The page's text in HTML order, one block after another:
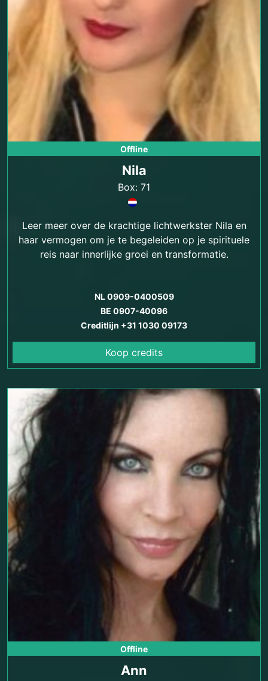
Offline
Nila
Box: 71
Leer meer over de krachtige lichtwerkster Nila en
haar vermogen om je te begeleiden op je spirituele
reis naar innerlijke groei en transformatie.
NL 0909-0400509
BE 0907-40096
Creditlijn +31 1030 09173
Koop credits
Offline
Ann